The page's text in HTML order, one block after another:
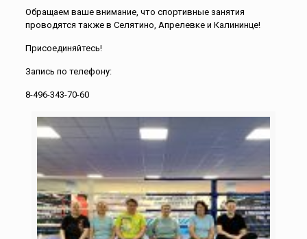
Обращаем ваше внимание, что спортивные занятия
проводятся также в Селятино, Апрелевке и Калининце!
Присоединяйтесь!
Запись по телефону:
8-496-343-70-60